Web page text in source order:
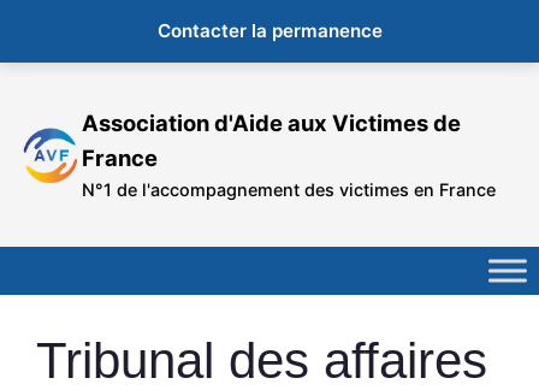
contenu
Contacter la permanence
Association d'Aide aux Victimes de
France
N°1 de l'accompagnement des victimes en France
Tribunal des affaires